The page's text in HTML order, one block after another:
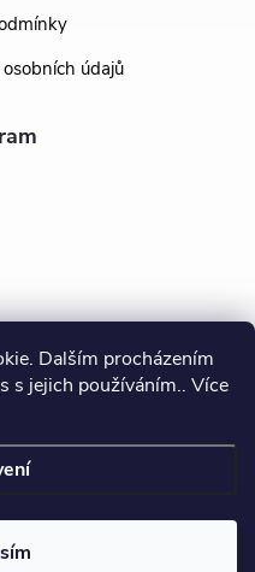
Dalším procházením
s jejich používáním.. Více
údajů
práva vyhrazena.